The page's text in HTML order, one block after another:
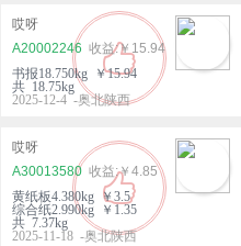
哎呀
A20002246
￥15.94
书报18.750kg ￥15.94
共 18.75kg
2025-12-4 -奥北陕西
哎呀
A30013580
￥4.85
黄纸板4.380kg ￥3.5
综合纸2.990kg ￥1.35
共 7.37kg
2025-11-18 -奥北陕西